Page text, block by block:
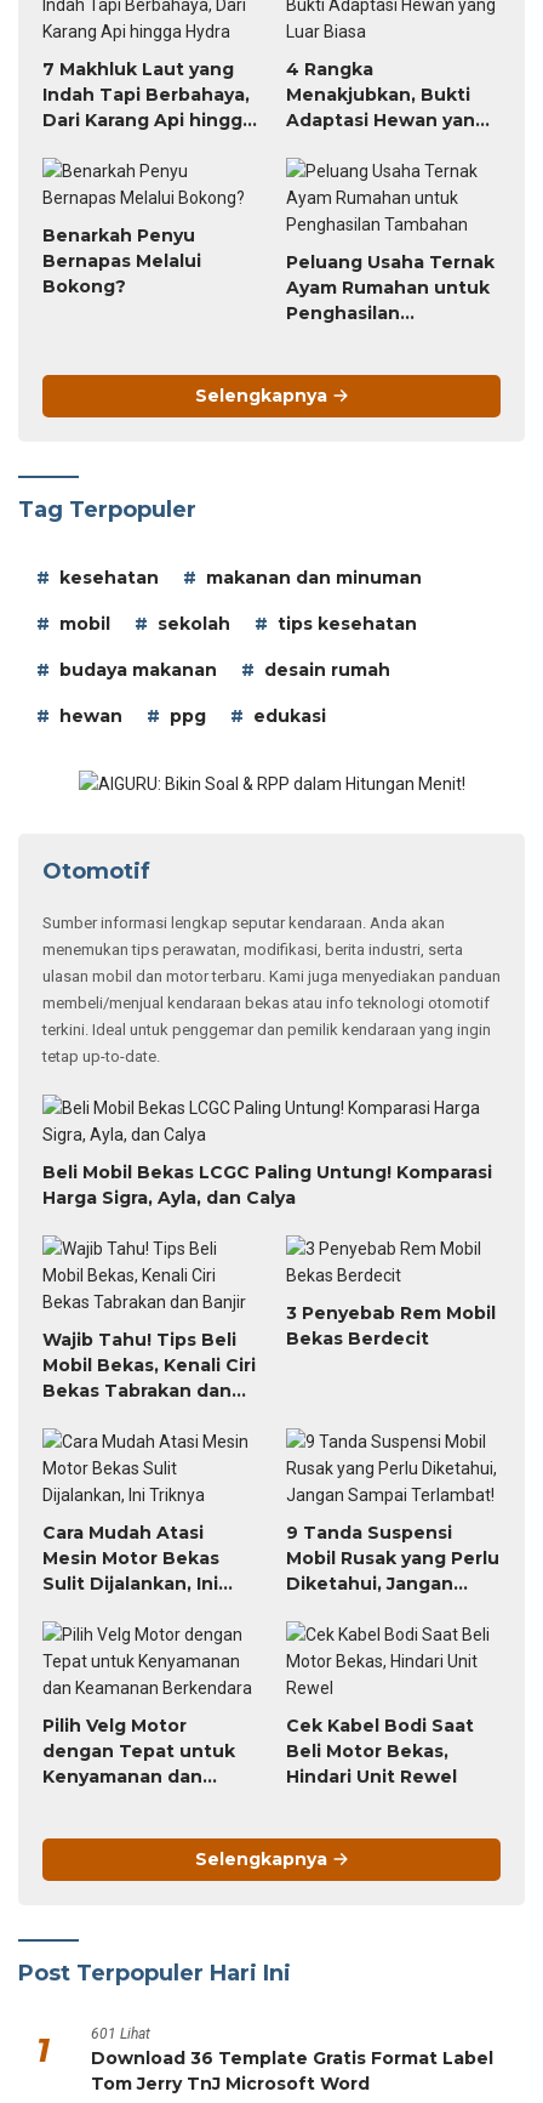
7 Makhluk Laut yang
Indah Tapi Berbahaya,
Dari Karang Api hingga
4 Rangka
Menakjubkan, Bukti
Adaptasi Hewan yang
Benarkah Penyu
Bernapas Melalui
Bokong?
Peluang Usaha Ternak
Ayam Rumahan untuk
Penghasilan
Selengkapnya
Tag Terpopuler
kesehatan makanan dan minuman
mobil sekolah tips kesehatan
budaya makanan desain rumah
hewan ppg edukasi
Otomotif
Sumber informasi lengkap seputar kendaraan. Anda akan
menemukan tips perawatan, modifikasi, berita industri, serta
ulasan mobil dan motor terbaru. Kami juga menyediakan panduan
membeli/menjual kendaraan bekas atau info teknologi otomotif
terkini. Ideal untuk penggemar dan pemilik kendaraan yang ingin
tetap up-to-date.
Beli Mobil Bekas LCGC Paling Untung! Komparasi
Harga Sigra, Ayla, dan Calya
Wajib Tahu! Tips Beli
Mobil Bekas, Kenali Ciri
Bekas Tabrakan dan
3 Penyebab Rem Mobil
Bekas Berdecit
Cara Mudah Atasi
Mesin Motor Bekas
Sulit Dijalankan, Ini
9 Tanda Suspensi
Mobil Rusak yang Perlu
Diketahui, Jangan
Pilih Velg Motor
dengan Tepat untuk
Kenyamanan dan
Cek Kabel Bodi Saat
Beli Motor Bekas,
Hindari Unit Rewel
Selengkapnya
Post Terpopuler Hari Ini
1 601 Lihat
Download 36 Template Gratis Format Label
Tom Jerry TnJ Microsoft Word